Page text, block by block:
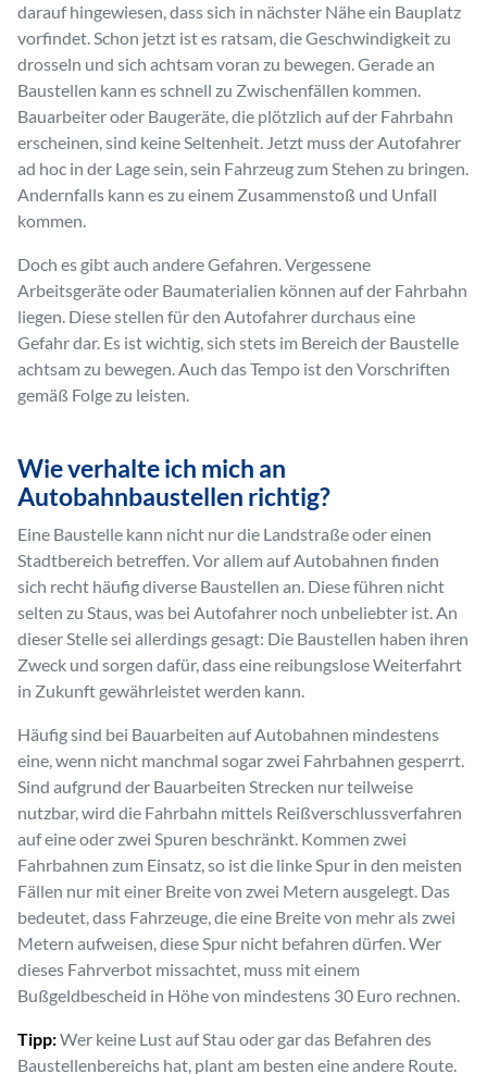
darauf hingewiesen, dass sich in nächster Nähe ein Bauplatz
vorfindet. Schon jetzt ist es ratsam, die Geschwindigkeit zu
drosseln und sich achtsam voran zu bewegen. Gerade an
Baustellen kann es schnell zu Zwischenfällen kommen.
Bauarbeiter oder Baugeräte, die plötzlich auf der Fahrbahn
erscheinen, sind keine Seltenheit. Jetzt muss der Autofahrer
ad hoc in der Lage sein, sein Fahrzeug zum Stehen zu bringen.
Andernfalls kann es zu einem Zusammenstoß und Unfall
kommen.
Doch es gibt auch andere Gefahren. Vergessene
Arbeitsgeräte oder Baumaterialien können auf der Fahrbahn
liegen. Diese stellen für den Autofahrer durchaus eine
Gefahr dar. Es ist wichtig, sich stets im Bereich der Baustelle
achtsam zu bewegen. Auch das Tempo ist den Vorschriften
gemäß Folge zu leisten.
Wie verhalte ich mich an
Autobahnbaustellen richtig?
Eine Baustelle kann nicht nur die Landstraße oder einen
Stadtbereich betreffen. Vor allem auf Autobahnen finden
sich recht häufig diverse Baustellen an. Diese führen nicht
selten zu Staus, was bei Autofahrer noch unbeliebter ist. An
dieser Stelle sei allerdings gesagt: Die Baustellen haben ihren
Zweck und sorgen dafür, dass eine reibungslose Weiterfahrt
in Zukunft gewährleistet werden kann.
Häufig sind bei Bauarbeiten auf Autobahnen mindestens
eine, wenn nicht manchmal sogar zwei Fahrbahnen gesperrt.
Sind aufgrund der Bauarbeiten Strecken nur teilweise
nutzbar, wird die Fahrbahn mittels Reißverschlussverfahren
auf eine oder zwei Spuren beschränkt. Kommen zwei
Fahrbahnen zum Einsatz, so ist die linke Spur in den meisten
Fällen nur mit einer Breite von zwei Metern ausgelegt. Das
bedeutet, dass Fahrzeuge, die eine Breite von mehr als zwei
Metern aufweisen, diese Spur nicht befahren dürfen. Wer
dieses Fahrverbot missachtet, muss mit einem
Bußgeldbescheid in Höhe von mindestens 30 Euro rechnen.
Tipp:Wer keine Lust auf Stau oder gar das Befahren des
Baustellenbereichs hat, plant am besten eine andere Route.